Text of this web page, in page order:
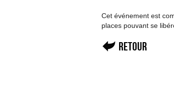
Cet événement est
places pouvant se
Retour